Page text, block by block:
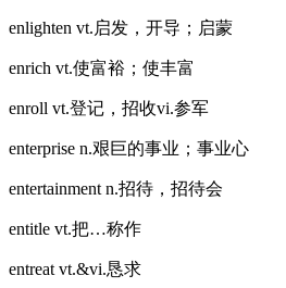
enlighten vt.启发，开导；启蒙
enrich vt.使富裕；使丰富
enroll vt.登记，招收vi.参军
enterprise n.艰巨的事业；事业心
entertainment n.招待，招待会
entitle vt.把…称作
entreat vt.&vi.恳求